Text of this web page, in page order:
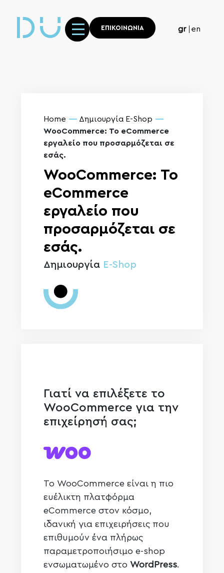
gr en
ΕΠΙΚΟΙΝΩΝΙΑ
Home
Δημιουργία E-Shop
WooCommerce: Το eCommerce
εργαλείο που προσαρμόζεται σε
εσάς.
WooCommerce: Το
eCommerce
εργαλείο που
προσαρμόζεται σε
εσάς.
Δημιουργία E-Shop
Γιατί να επιλέξετε το
WooCommerce για την
επιχείρησή σας;
Το WooCommerce είναι η πιο
ευέλικτη πλατφόρμα
eCommerce στον κόσμο,
ιδανική για επιχειρήσεις που
επιθυμούν ένα πλήρως
παραμετροποιήσιμο e-shop
ενσωματωμένο στοWordPress.